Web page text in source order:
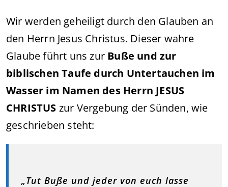
Wir werden geheiligt durch den Glauben an
den Herrn Jesus Christus. Dieser wahre
Glaube führt uns zur Buße und zur
biblischen Taufe durch Untertauchen im
Wasser im Namen des Herrn JESUS
CHRISTUS zur Vergebung der Sünden, wie
geschrieben steht:
„Tut Buße und jeder von euch lasse